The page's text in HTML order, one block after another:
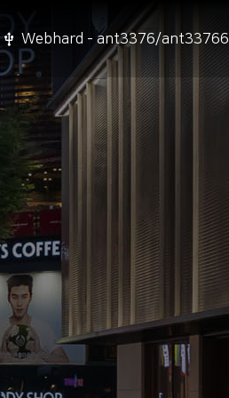
Webhard - ant3376/ant33766